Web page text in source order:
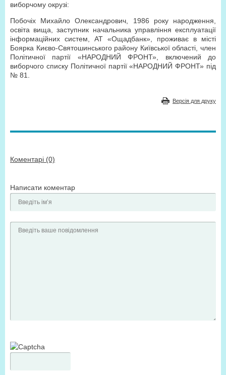
виборчому окрузі:
Побочіх Михайло Олександрович, 1986 року народження,
освіта вища, заступник начальника управління експлуатації
інформаційних систем, АТ «Ощадбанк», проживає в місті
Боярка Києво-Святошинського району Київської області, член
Політичної партії «НАРОДНИЙ ФРОНТ», включений до
виборчого списку Політичної партії «НАРОДНИЙ ФРОНТ» під
№ 81.
Версія для друку
Коментарі (0)
Написати коментар